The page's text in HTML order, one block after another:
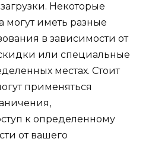
Некоторые
могут иметь разные
в зависимости от
или специальные
местах. Стоит
применяться
к определенному
от вашего